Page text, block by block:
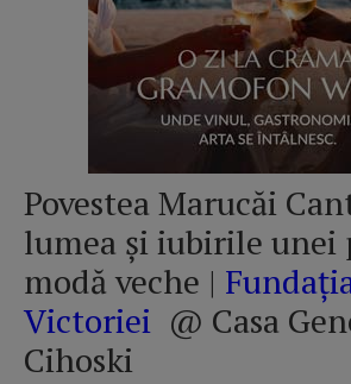
Povestea Marucăi
lumea şi iubirile unei
modă veche |
Victoriei @ Casa
Cihoski